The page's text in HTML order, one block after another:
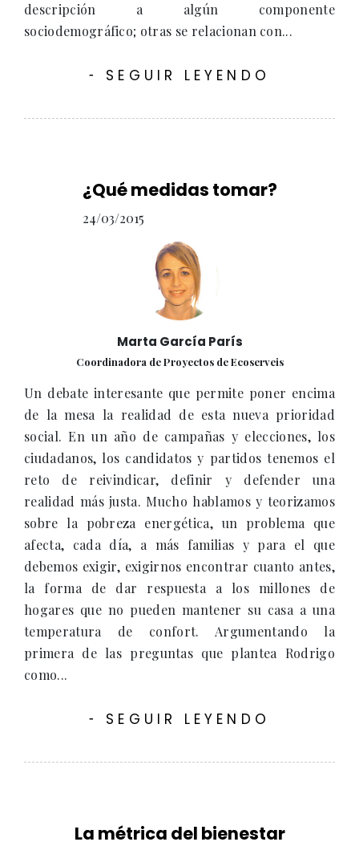
descripción a algún componente
sociodemográfico; otras se relacionan con...
- SEGUIR LEYENDO
¿Qué medidas tomar?
24/03/2015
Marta García París
Coordinadora de Proyectos de Ecoserveis
Un debate interesante que permite poner encima
de la mesa la realidad de esta nueva prioridad
social. En un año de campañas y elecciones, los
ciudadanos, los candidatos y partidos tenemos el
reto de reivindicar, definir y defender una
realidad más justa. Mucho hablamos y teorizamos
sobre la pobreza energética, un problema que
afecta, cada día, a más familias y para el que
debemos exigir, exigirnos encontrar cuanto antes,
la forma de dar respuesta a los millones de
hogares que no pueden mantener su casa a una
temperatura de confort. Argumentando la
primera de las preguntas que plantea Rodrigo
como...
- SEGUIR LEYENDO
La métrica del bienestar